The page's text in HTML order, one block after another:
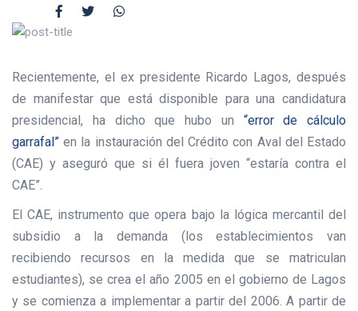
Recientemente, el ex presidente Ricardo Lagos, después
de manifestar que está disponible para una candidatura
presidencial, ha dicho que hubo un “error de cálculo
garrafal” en la instauración del Crédito con Aval del Estado
(CAE) y aseguró que si él fuera joven “estaría contra el
CAE”.
El CAE, instrumento que opera bajo la lógica mercantil del
subsidio a la demanda (los establecimientos van
recibiendo recursos en la medida que se matriculan
estudiantes), se crea el año 2005 en el gobierno de Lagos
y se comienza a implementar a partir del 2006. A partir de